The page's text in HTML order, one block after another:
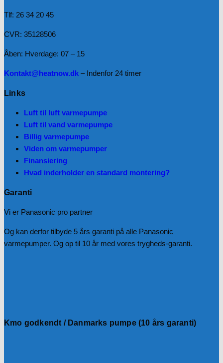
Tlf: 26 34 20 45
CVR: 35128506
Åben: Hverdage: 07 – 15
Kontakt@heatnow.dk – Indenfor 24 timer
Links
Luft til luft varmepumpe
Luft til vand varmepumpe
Billig varmepumpe
Viden om varmepumper
Finansiering
Hvad inderholder en standard montering?
Garanti
Vi er Panasonic pro partner
Og kan derfor tilbyde 5 års garanti på alle Panasonic
varmepumper. Og op til 10 år med vores trygheds-garanti.
Kmo godkendt / Danmarks pumpe (10 års garanti)